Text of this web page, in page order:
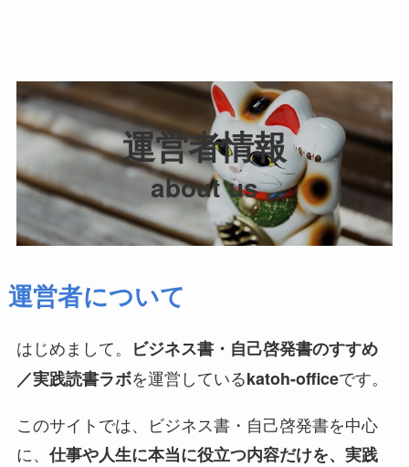
運営者情報
about us
運営者について
はじめまして。 ビジネス書・自己啓発書のすすめ
／実践読書ラボを運営しているkatoh-officeです。
このサイトでは、ビジネス書・自己啓発書を中心
に、 仕事や人生に本当に役立つ内容だけを、実践